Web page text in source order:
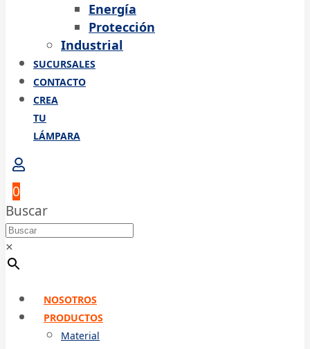
Energía
Protección
Industrial
SUCURSALES
CONTACTO
CREA
TU
LÁMPARA
0
Buscar
×
NOSOTROS
PRODUCTOS
Material